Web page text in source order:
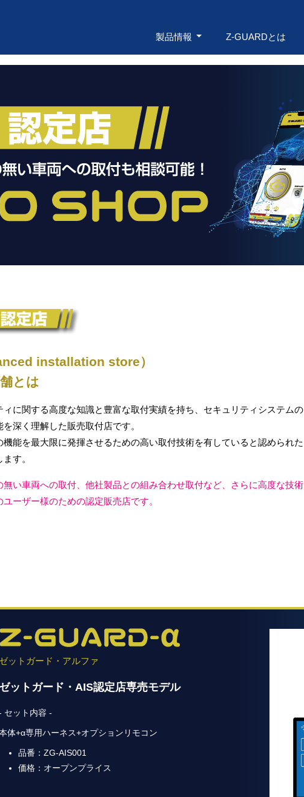
製品情報 Z-GUARDとは
installation store）
とは
ィに関する高度な知識と豊富な取付実績を持ち、セキュリティシステムの
深く理解した販売取付店です。
機能を最大限に発揮させるための高い取付技術を有していると認められた
す。
無い車両への取付、他社製品との組み合わせ取付など、さらに高度な技術
ユーザー様のための認定販売店です。
ゼットガード・アルファ
ゼットガード・ AIS認定店専売モデル
セット内容 -
体+α専用ハーネス+オプションリモコン
品番：ZG-AIS001
価格：オープンプライス